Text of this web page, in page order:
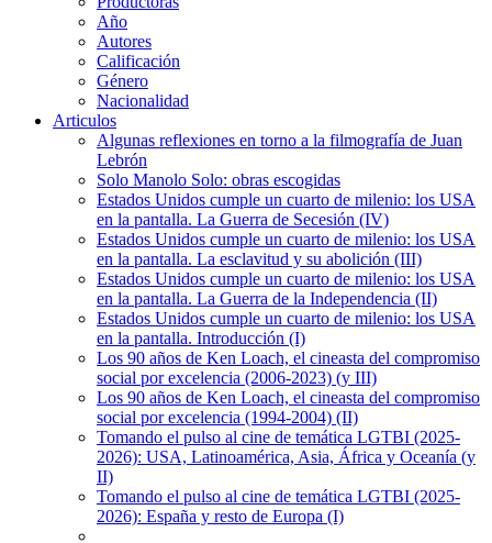
Año
Autores
Calificación
Género
Nacionalidad
Articulos
Algunas reflexiones en torno a la filmografía de Juan
Lebrón
Solo Manolo Solo: obras escogidas
Estados Unidos cumple un cuarto de milenio: los USA
en la pantalla. La Guerra de Secesión (IV)
Estados Unidos cumple un cuarto de milenio: los USA
en la pantalla. La esclavitud y su abolición (III)
Estados Unidos cumple un cuarto de milenio: los USA
en la pantalla. La Guerra de la Independencia (II)
Estados Unidos cumple un cuarto de milenio: los USA
en la pantalla. Introducción (I)
Los 90 años de Ken Loach, el cineasta del compromiso
social por excelencia (2006-2023) (y III)
Los 90 años de Ken Loach, el cineasta del compromiso
social por excelencia (1994-2004) (II)
Tomando el pulso al cine de temática LGTBI (2025-
2026): USA, Latinoamérica, Asia, África y Oceanía (y
II)
Tomando el pulso al cine de temática LGTBI (2025-
2026): España y resto de Europa (I)